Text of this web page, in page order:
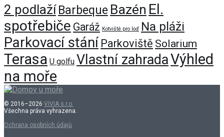
2 podlaží Barbeque Bazén El.
spotřebiče Garáž Kotviště pro loď Na pláži
Parkovací stání Parkoviště Solarium
Terasa U golfu Vlastní zahradaVýhled
na moře
© 2016–2026 VIVIA s.r.o.
Všechna práva vyhrazena.
Ochrana osobních údajů